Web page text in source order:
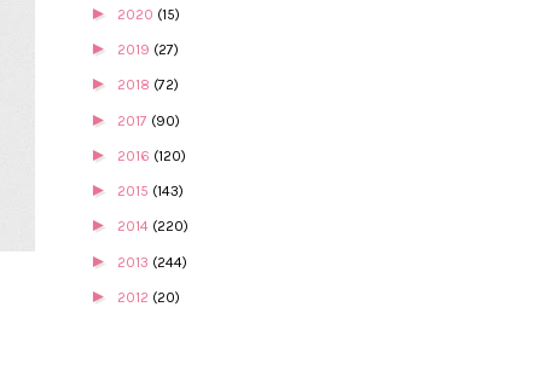
► 2020 (15)
► 2019 (27)
► 2018 (72)
► 2017 (90)
► 2016 (120)
► 2015 (143)
► 2014 (220)
► 2013 (244)
► 2012 (20)